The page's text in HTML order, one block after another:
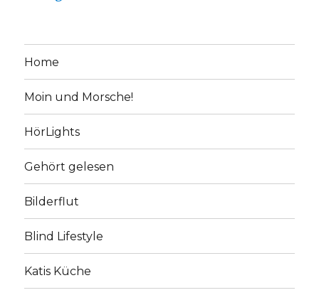
Home
Moin und Morsche!
HörLights
Gehört gelesen
Bilderflut
Blind Lifestyle
Katis Küche